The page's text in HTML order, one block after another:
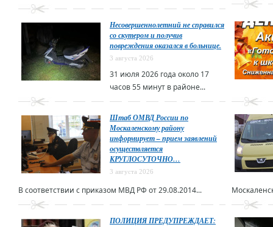
Несовершеннолетний не справился
со скутером и получив
повреждения оказался в больнице.
3 августа 2026
31 июля 2026 года около 17
часов 55 минут в районе...
Штаб ОМВД России по
Москаленскому району
информирует – прием заявлений
осуществляется
КРУГЛОСУТОЧНО…
3 августа 2026
В соответствии с приказом МВД РФ от 29.08.2014...
ПОЛИЦИЯ ПРЕДУПРЕЖДАЕТ: